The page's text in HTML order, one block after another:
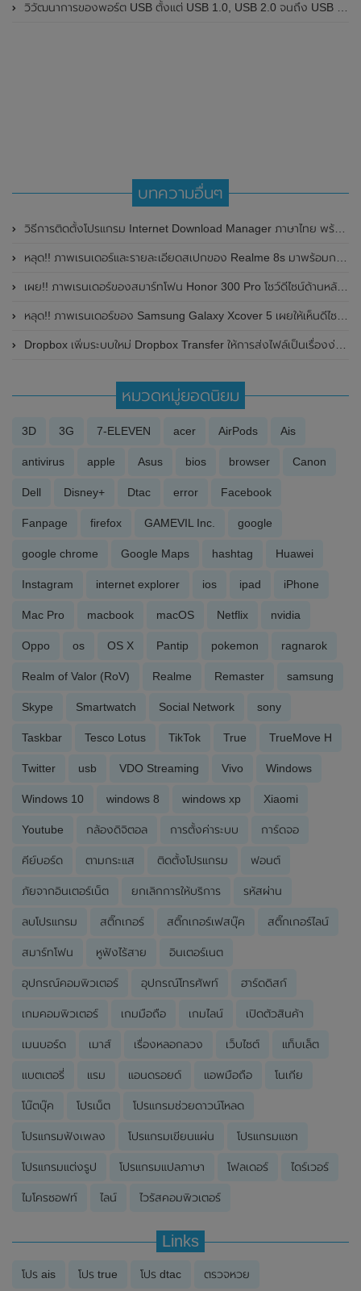
วิวัฒนาการของพอร์ต USB ตั้งแต่ USB 1.0, USB 2.0 จนถึง USB 4 ในปัจจุบัน
บทความอื่นๆ
วิธีการติดตั้งโปรแกรม Internet Download Manager ภาษาไทย พร้อมภาพประกอบอย่างละเอียด
หลุด!! ภาพเรนเดอร์และรายละเอียดสเปกของ Realme 8s มาพร้อมกล้อง 3 ตัวความละเอียดสูงถึง 64MP , ชิปเซ็ต Dimensity 810 คาดเปิดตัวในเร็วๆนี้
เผย!! ภาพเรนเดอร์ของสมาร์ทโฟน Honor 300 Pro โชว์ดีไซน์ด้านหลังที่คุ้นเคย พร้อมรายละเอียดสเปกที่สำคัญ
หลุด!! ภาพเรนเดอร์ของ Samsung Galaxy Xcover 5 เผยให้เห็นดีไซน์ที่ทนทาน และได้ผ่านการรับรองจาก Bluetooth SIG แล้ว
Dropbox เพิ่มระบบใหม่ Dropbox Transfer ให้การส่งไฟล์เป็นเรื่องง่ายขึ้น
หมวดหมู่ยอดนิยม
3D 3G 7-ELEVEN acer AirPods Ais
antivirus apple Asus bios browser Canon
Dell Disney+ Dtac error Facebook
Fanpage firefox GAMEVIL Inc. google
google chrome Google Maps hashtag Huawei
Instagram internet explorer ios ipad iPhone
Mac Pro macbook macOS Netflix nvidia
Oppo os OS X Pantip pokemon ragnarok
Realm of Valor (RoV) Realme Remaster samsung
Skype Smartwatch Social Network sony
Taskbar Tesco Lotus TikTok True TrueMove H
Twitter usb VDO Streaming Vivo Windows
Windows 10 windows 8 windows xp Xiaomi
Youtube กล้องดิจิตอล การตั้งค่าระบบ การ์ดจอ
คีย์บอร์ด ตามกระแส ติดตั้งโปรแกรม ฟอนต์
ภัยจากอินเตอร์เน็ต ยกเลิกการให้บริการ รหัสผ่าน
ลบโปรแกรม สติ๊กเกอร์ สติ๊กเกอร์เฟสบุ๊ค สติ๊กเกอร์ไลน์
สมาร์ทโฟน หูฟังไร้สาย อินเตอร์เนต
อุปกรณ์คอมพิวเตอร์ อุปกรณ์โทรศัพท์ ฮาร์ดดิสก์
เกมคอมพิวเตอร์ เกมมือถือ เกมไลน์ เปิดตัวสินค้า
เมนบอร์ด เมาส์ เรื่องหลอกลวง เว็บไซต์ แท็บเล็ต
แบตเตอรี่ แรม แอนดรอยด์ แอพมือถือ โนเกีย
โน๊ตบุ๊ค โปรเน็ต โปรแกรมช่วยดาวน์โหลด
โปรแกรมฟังเพลง โปรแกรมเขียนแผ่น โปรแกรมแชท
โปรแกรมแต่งรูป โปรแกรมแปลภาษา โฟลเดอร์ ไดร์เวอร์
ไมโครซอฟท์ ไลน์ ไวรัสคอมพิวเตอร์
Links
โปร ais โปร true โปร dtac ตรวจหวย